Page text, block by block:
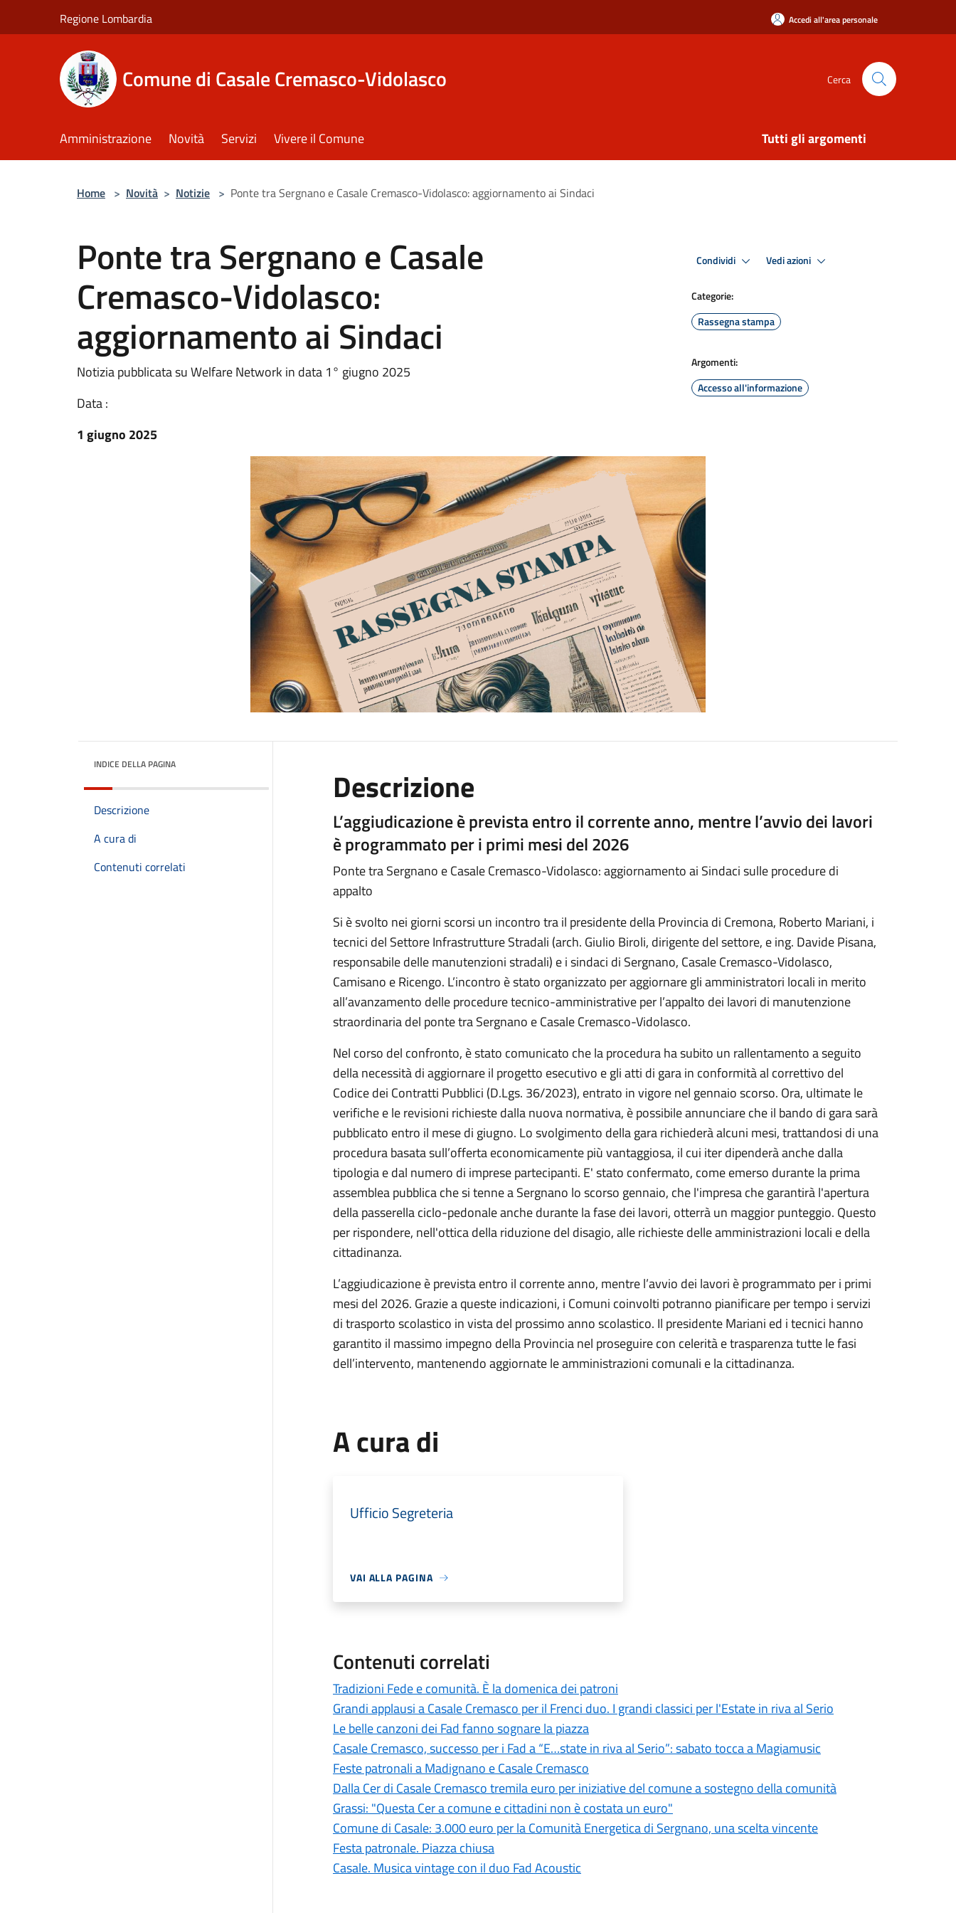
Regione Lombardia Accedi all'area personale
Comune di Casale Cremasco-Vidolasco Cerca
Amministrazione Novità Servizi Vivere il Comune Tutti gli argomenti
Home > Novità > Notizie > Ponte tra Sergnano e Casale Cremasco-Vidolasco: aggiornamento ai Sindaci
Ponte tra Sergnano e Casale
Cremasco-Vidolasco:
aggiornamento ai Sindaci
Notizia pubblicata su Welfare Network in data 1° giugno 2025
Data :
1 giugno 2025
Condividi Vedi azioni
Categorie:
Rassegna stampa
Argomenti:
Accesso all'informazione
INDICE DELLA PAGINA
Descrizione
A cura di
Contenuti correlati
Descrizione
L’aggiudicazione è prevista entro il corrente anno, mentre l’avvio dei lavori
è programmato per i primi mesi del 2026
Ponte tra Sergnano e Casale Cremasco-Vidolasco: aggiornamento ai Sindaci sulle procedure di
appalto
Si è svolto nei giorni scorsi un incontro tra il presidente della Provincia di Cremona, Roberto Mariani, i
tecnici del Settore Infrastrutture Stradali (arch. Giulio Biroli, dirigente del settore, e ing. Davide Pisana,
responsabile delle manutenzioni stradali) e i sindaci di Sergnano, Casale Cremasco-Vidolasco,
Camisano e Ricengo. L’incontro è stato organizzato per aggiornare gli amministratori locali in merito
all’avanzamento delle procedure tecnico-amministrative per l’appalto dei lavori di manutenzione
straordinaria del ponte tra Sergnano e Casale Cremasco-Vidolasco.
Nel corso del confronto, è stato comunicato che la procedura ha subito un rallentamento a seguito
della necessità di aggiornare il progetto esecutivo e gli atti di gara in conformità al correttivo del
Codice dei Contratti Pubblici (D.Lgs. 36/2023), entrato in vigore nel gennaio scorso. Ora, ultimate le
verifiche e le revisioni richieste dalla nuova normativa, è possibile annunciare che il bando di gara sarà
pubblicato entro il mese di giugno. Lo svolgimento della gara richiederà alcuni mesi, trattandosi di una
procedura basata sull’offerta economicamente più vantaggiosa, il cui iter dipenderà anche dalla
tipologia e dal numero di imprese partecipanti. E' stato confermato, come emerso durante la prima
assemblea pubblica che si tenne a Sergnano lo scorso gennaio, che l'impresa che garantirà l'apertura
della passerella ciclo-pedonale anche durante la fase dei lavori, otterrà un maggior punteggio. Questo
per rispondere, nell'ottica della riduzione del disagio, alle richieste delle amministrazioni locali e della
cittadinanza.
L’aggiudicazione è prevista entro il corrente anno, mentre l’avvio dei lavori è programmato per i primi
mesi del 2026. Grazie a queste indicazioni, i Comuni coinvolti potranno pianificare per tempo i servizi
di trasporto scolastico in vista del prossimo anno scolastico. Il presidente Mariani ed i tecnici hanno
garantito il massimo impegno della Provincia nel proseguire con celerità e trasparenza tutte le fasi
dell’intervento, mantenendo aggiornate le amministrazioni comunali e la cittadinanza.
A cura di
Ufficio Segreteria
VAI ALLA PAGINA
Contenuti correlati
Tradizioni Fede e comunità. È la domenica dei patroni
Grandi applausi a Casale Cremasco per il Frenci duo. I grandi classici per l'Estate in riva al Serio
Le belle canzoni dei Fad fanno sognare la piazza
Casale Cremasco, successo per i Fad a “E…state in riva al Serio”: sabato tocca a Magiamusic
Feste patronali a Madignano e Casale Cremasco
Dalla Cer di Casale Cremasco tremila euro per iniziative del comune a sostegno della comunità
Grassi: "Questa Cer a comune e cittadini non è costata un euro"
Comune di Casale: 3.000 euro per la Comunità Energetica di Sergnano, una scelta vincente
Festa patronale. Piazza chiusa
Casale. Musica vintage con il duo Fad Acoustic